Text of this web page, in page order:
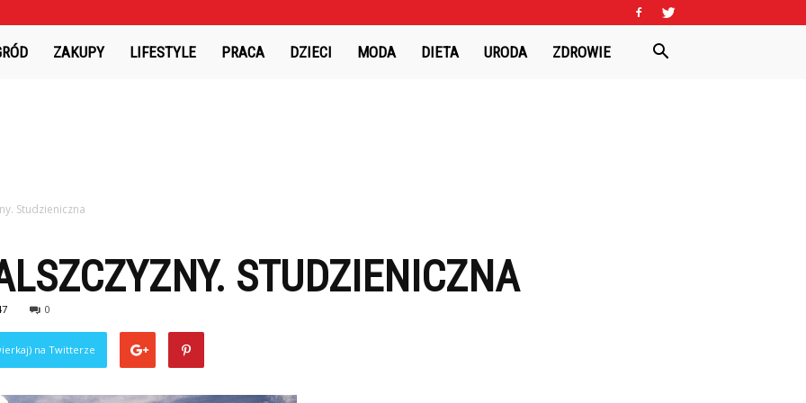
ZAKUPY LIFESTYLE PRACA DZIECI MODA DIETA URODA ZDROWIE
Studzieniczna
STUDZIENICZNA
0
na Twitterze